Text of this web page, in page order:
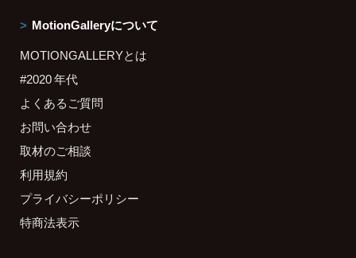
MotionGalleryについて
MOTIONGALLERYとは
#2020 年代
よくあるご質問
お問い合わせ
取材のご相談
利用規約
プライバシーポリシー
特商法表示